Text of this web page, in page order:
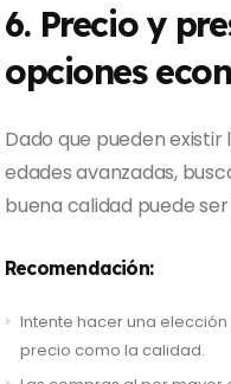
6. Precio y
opciones
Dado que pueden
edades avanzadas,
buena calidad puede
Recomendación:
Intente hacer una
precio como la calidad.